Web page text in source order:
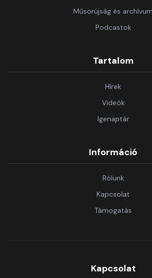
Műsorújság és archívum
Podcastok
Tartalom
Hírek
Videók
Igenaptár
Információ
Rólunk
Kapcsolat
Támogatás
Kapcsolat